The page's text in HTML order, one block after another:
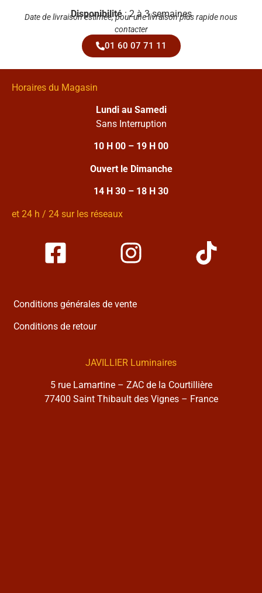
Disponibilité: 2 à 3 semaines
Date de livraison estimée, pour une livraison plus rapide nous
contacter
01 60 07 71 11
Horaires du Magasin
Lundi au Samedi
Sans Interruption
10 H 00 – 19 H 00
Ouvert le Dimanche
14 H 30 – 18 H 30
et 24 h / 24 sur les réseaux
Conditions générales de vente
Conditions de retour
JAVILLIER Luminaires
5 rue Lamartine – ZAC de la Courtillière
77400 Saint Thibault des Vignes – France